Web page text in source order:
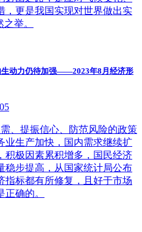
，更是我国实现对世界做出实
举。
生动力仍待加强——2023年8月经济形
、提振信心、防范风险的政策
业生产加快，国内需求继续扩
积极因素累积增多，国民经济
稳步提高，从国家统计局公布
指标都有所修复，且好于市场
确的。